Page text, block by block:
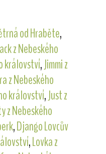
od Hraběte,
z Nebeského
království,Jimmi z
z Nebeského
království,Just z
z Nebeského
,Django Lovcův
,Lovka z